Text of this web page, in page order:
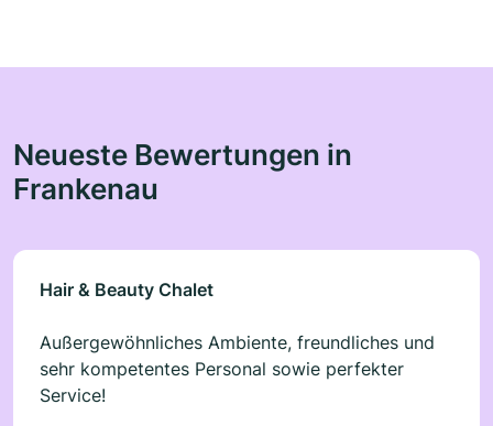
Neueste Bewertungen in
Frankenau
Hair & Beauty Chalet
Außergewöhnliches Ambiente, freundliches und
sehr kompetentes Personal sowie perfekter
Service!